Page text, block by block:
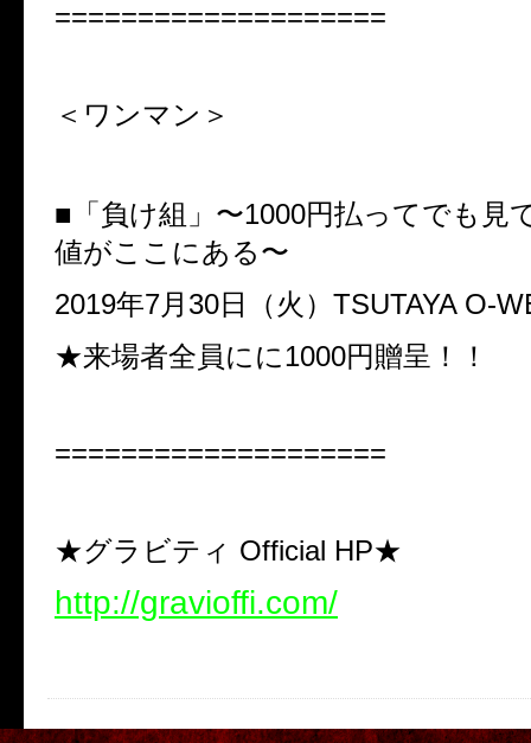
====================
＜ワンマン＞
■「負け組」〜1000円払ってでも見
値がここにある〜
2019年7月30日（火）TSUTAYA O-
★来場者全員にに1000円贈呈！！
====================
★グラビティ Official HP★
http://gravioffi.com/